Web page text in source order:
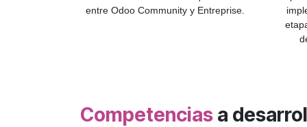
entre Odoo Community y Entreprise.
Competencias a